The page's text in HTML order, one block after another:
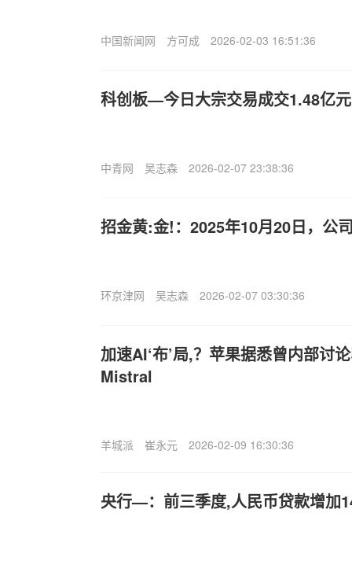
中国新闻网 方可成 2026-02-03 16:51:36
科创板—今日大宗交易成交1.48亿元
中青网 吴志森 2026-02-07 23:38:36
招金黄:金!：2025年10月20日，公
环京津网 吴志森 2026-02-07 03:30:36
加速AI‘布’局,？苹果据悉曾内部讨
Mistral
羊城派 崔永元 2026-02-09 16:30:36
央行—：前三季度,人民币贷款增加